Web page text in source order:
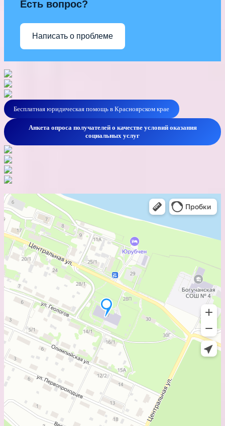
Есть вопрос?
Написать о проблеме
Бесплатная юридическая помощь в Красноярском крае
Анкета опроса получателей о качестве условий оказания
социальных услуг